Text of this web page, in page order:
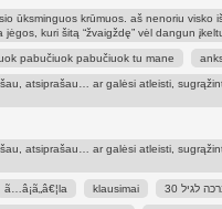
ūksminguos krūmuos. aš nenoriu
kuri šitą “žvaigždę” vėl dangun
pabučiuok pabučiuok tu mane
atsiprašau… ar galėsi atleisti,
atsiprašau… ar galėsi atleisti,
ã…â¡ã„â€¦la klausimai לגיל 30